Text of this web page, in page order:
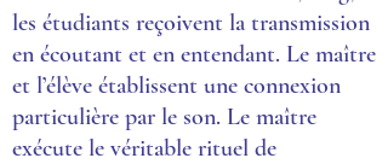
les étudiants reçoivent la transmission
en écoutant et en entendant. Le maître
et l’élève établissent une connexion
particulière par le son. Le maître
exécute le véritable rituel de